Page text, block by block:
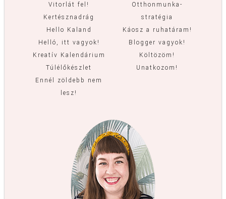
Vitorlát fel!
Kertésznadrág
Hello Kaland
Helló, itt vagyok!
Kreatív Kalendárium
Túlélőkészlet
Ennél zöldebb nem
lesz!
Otthonmunka-
stratégia
Káosz a ruhatáram!
Blogger vagyok!
Költözöm!
Unatkozom!